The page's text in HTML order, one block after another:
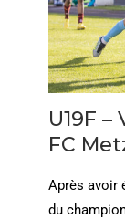
U19F
FC
Après avoir
du